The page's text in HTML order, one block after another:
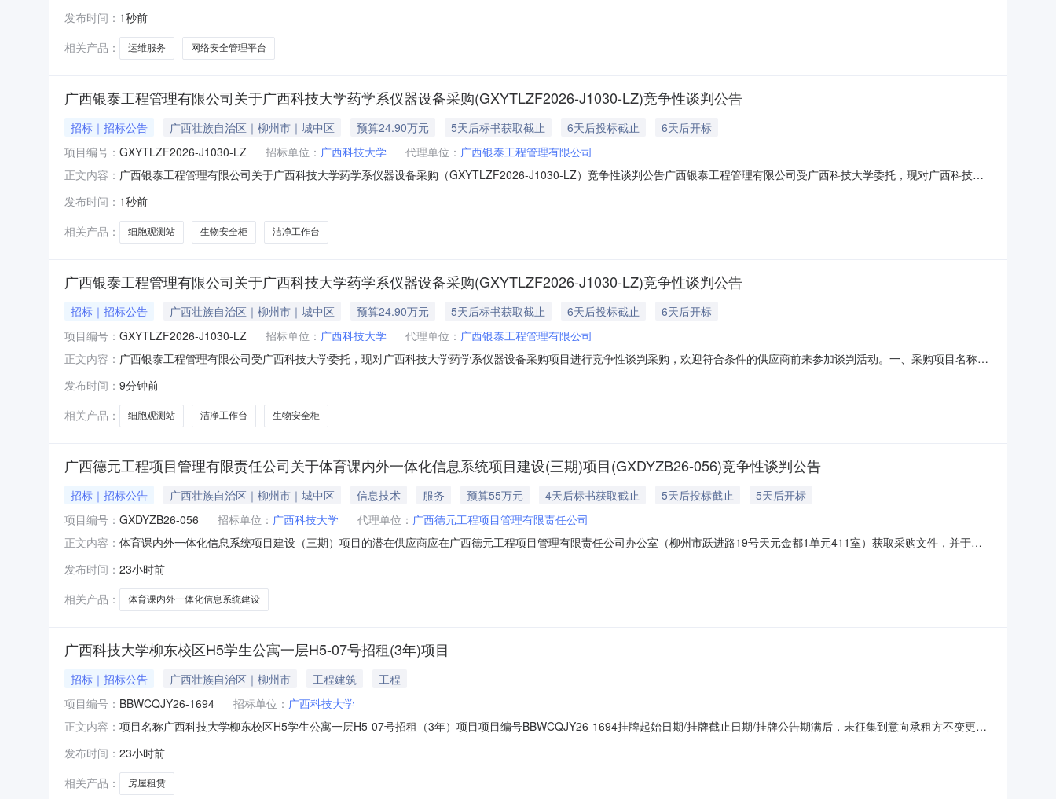
科技大学地址：柳州市城中区文昌路2号联系人：李老师联系电话：0772-2685509四、采购代理机构：广西银泰工程管理有限公司地址：广西柳州市东环大道
发布时间： 1秒前
相关产品：
运维服务 网络安全管理平台
广西银泰工程管理有限公司关于广西科技大学药学系仪器设备采购(GXYTLZF2026-J1030-LZ)竞争性谈判公告
招标｜招标公告 广西壮族自治区｜柳州市｜城中区 预算24.90万元 5天后标书获取截止 6天后投标截止
6天后开标
项目编号： GXYTLZF2026-J1030-LZ 招标单位： 广西科技大学 代理单位： 广西银泰工程管理有限公司
正文内容： 广西银泰工程管理有限公司关于广西科技大学药学系仪器设备采购（GXYTLZF2026-J1030-LZ）竞争性谈判公告广西银泰工程管理有限公司受广西科技大学委托，现对广西科技大
GXYTLZF2026-J1030-LZ三、采购项目的概况：拟采购细胞观测站、生物安全柜、洁净工作台各1台，如需进一步了解详细内容，详见竞争性谈判文件。四、采购预算金额：人民币
贰拾肆万玖仟元整（￥2
发布时间： 1秒前
相关产品：
细胞观测站 生物安全柜 洁净工作台
广西银泰工程管理有限公司关于广西科技大学药学系仪器设备采购(GXYTLZF2026-J1030-LZ)竞争性谈判公告
招标｜招标公告 广西壮族自治区｜柳州市｜城中区 预算24.90万元 5天后标书获取截止 6天后投标截止
6天后开标
项目编号： GXYTLZF2026-J1030-LZ 招标单位： 广西科技大学 代理单位： 广西银泰工程管理有限公司
正文内容： 广西银泰工程管理有限公司受广西科技大学委托，现对广西科技大学药学系仪器设备采购项目进行竞争性谈判采购，欢迎符合条件的供应商前来参加谈判活动。一、采购项目名称：
容，详见竞争性谈判文件。四、采购预算金额：人民币贰拾肆万玖仟元整（￥249000.00）五、谈判供应商的资格要求：1.具有独立承担民事责任的能力。2.具有良好的商业信誉和
健全的财务会计制
发布时间： 9分钟前
相关产品：
细胞观测站 洁净工作台 生物安全柜
广西德元工程项目管理有限责任公司关于体育课内外一体化信息系统项目建设(三期)项目(GXDYZB26-056)竞争性谈判公告
招标｜招标公告 广西壮族自治区｜柳州市｜城中区 信息技术 服务 预算55万元 4天后标书获取截止 5天后投标截止
5天后开标
项目编号： GXDYZB26-056 招标单位： 广西科技大学 代理单位： 广西德元工程项目管理有限责任公司
正文内容： 体育课内外一体化信息系统项目建设（三期）项目的潜在供应商应在广西德元工程项目管理有限责任公司办公室（柳州市跃进路19号天元金都1单元411室）获取采购文件，并于
谈判预算总金额（元）：550000.00采购需求：标项名称：体育课内外一体化信息系统项目建设（三期）数量：竞争性谈判文件第三章《采购需求》预算金额（元）：550000.00简
要规格描述
发布时间： 23小时前
相关产品：
体育课内外一体化信息系统建设
广西科技大学柳东校区H5学生公寓一层H5-07号招租(3年)项目
招标｜招标公告 广西壮族自治区｜柳州市 工程建筑
工程
项目编号： BBWCQJY26-1694 招标单位： 广西科技大学
正文内容： 项目名称广西科技大学柳东校区H5学生公寓一层H5-07号招租（3年）项目项目编号BBWCQJY26-1694挂牌起始日期/挂牌截止日期/挂牌公告期满后，未征集到意向承租方不变更挂
层H5-07号。2.标的状态：闲置。3.租金递增：无递增。标的名称广西科技大学柳东校区H5学生公寓一层H5-07号挂牌价2000元/40平方米/月交易保证金6000元租赁面积/
发布时间： 23小时前
相关产品：
房屋租赁